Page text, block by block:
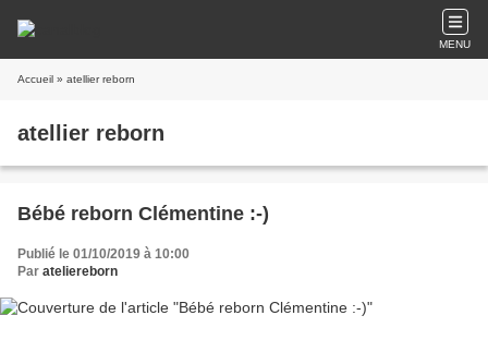
MENU
Accueil » atellier reborn
atellier reborn
Bébé reborn Clémentine :-)
Publié le 01/10/2019 à 10:00
Par ateliereborn